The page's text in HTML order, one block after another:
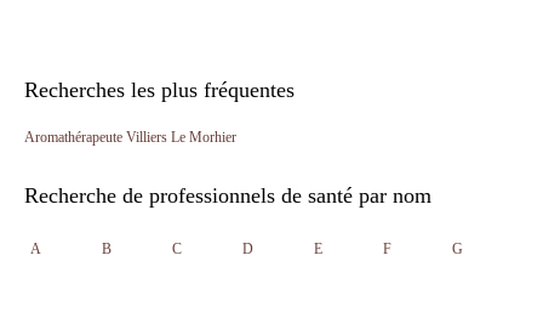
Recherches les plus fréquentes
Aromathérapeute Villiers Le Morhier
Recherche de professionnels de santé par nom
A B C D E F G